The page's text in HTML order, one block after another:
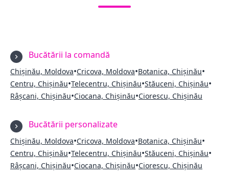
Bucătării la comandă
Chișinău, Moldova•Cricova, Moldova•Botanica, Chișinău•
Centru, Chișinău•Telecentru, Chișinău•Stăuceni, Chișinău•
Râșcani, Chișinău•Ciocana, Chișinău•Ciorescu, Chișinău
Bucătării personalizate
Chișinău, Moldova•Cricova, Moldova•Botanica, Chișinău•
Centru, Chișinău•Telecentru, Chișinău•Stăuceni, Chișinău•
Râșcani, Chișinău•Ciocana, Chișinău•Ciorescu, Chișinău